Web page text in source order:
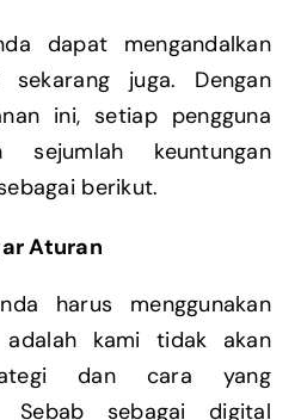
dapat mengandalkan
juga. Dengan
ini, setiap pengguna
sejumlah keuntungan
berikut.
Aturan
harus menggunakan
kami tidak akan
dan cara yang
Sebab sebagai digital